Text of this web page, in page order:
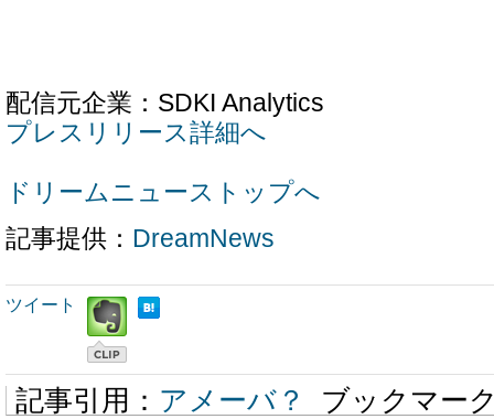
配信元企業：SDKI Analytics
プレスリリース詳細へ
ドリームニューストップへ
記事提供： DreamNews
ツイート
記事引用： アメーバ？ ブックマー